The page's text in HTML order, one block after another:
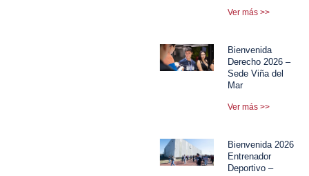
Ver más >>
Bienvenida
Derecho 2026 –
Sede Viña del
Mar
Ver más >>
Bienvenida 2026
Entrenador
Deportivo –